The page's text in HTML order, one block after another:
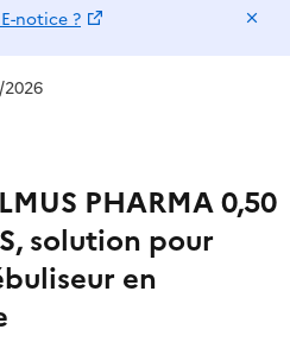
notice ?
PHARMA 0,50
solution pour
en